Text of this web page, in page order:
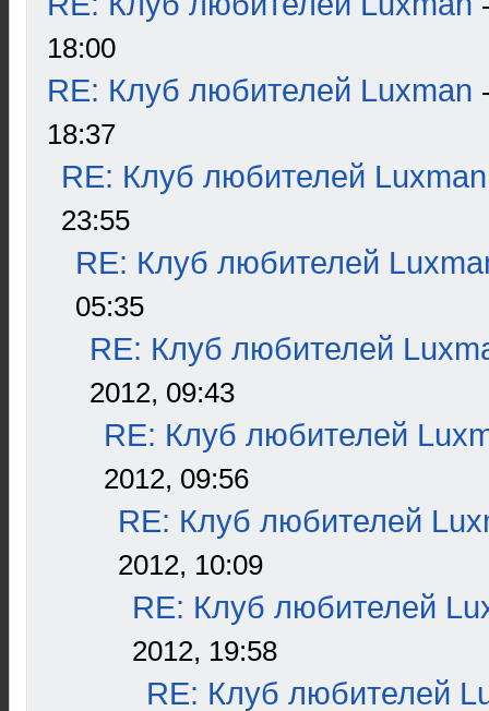
18:00
RE: Клуб любителей Luxman
18:37
RE: Клуб любителей Luxman
23:55
RE: Клуб любителей
05:35
RE: Клуб любителей
2012, 09:43
RE: Клуб любителей
2012, 09:56
RE: Клуб любителей
2012, 10:09
RE: Клуб любителей
2012, 19:58
RE: Клуб любителей